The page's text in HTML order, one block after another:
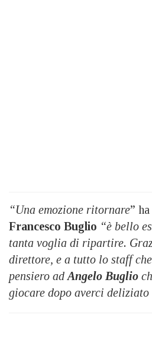
“Una emozione ritornare”
Francesco Buglio “è bello
tanta voglia di ripartire.
direttore, e a tutto lo staff
pensiero ad Angelo Buglio
giocare dopo averci